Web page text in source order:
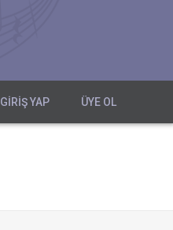
GIRIŞ YAP ÜYE OL